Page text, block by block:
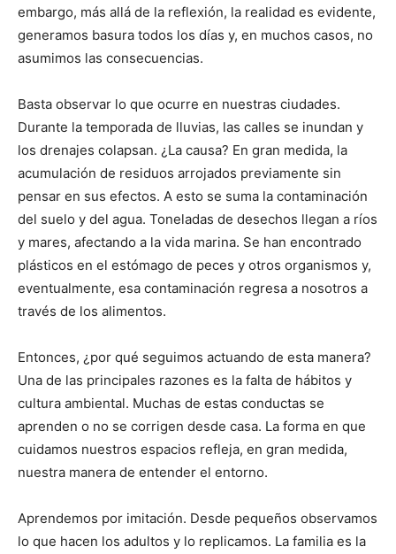
embargo, más allá de la reflexión, la realidad es evidente,
generamos basura todos los días y, en muchos casos, no
asumimos las consecuencias.
Basta observar lo que ocurre en nuestras ciudades.
Durante la temporada de lluvias, las calles se inundan y
los drenajes colapsan. ¿La causa? En gran medida, la
acumulación de residuos arrojados previamente sin
pensar en sus efectos. A esto se suma la contaminación
del suelo y del agua. Toneladas de desechos llegan a ríos
y mares, afectando a la vida marina. Se han encontrado
plásticos en el estómago de peces y otros organismos y,
eventualmente, esa contaminación regresa a nosotros a
través de los alimentos.
Entonces, ¿por qué seguimos actuando de esta manera?
Una de las principales razones es la falta de hábitos y
cultura ambiental. Muchas de estas conductas se
aprenden o no se corrigen desde casa. La forma en que
cuidamos nuestros espacios refleja, en gran medida,
nuestra manera de entender el entorno.
Aprendemos por imitación. Desde pequeños observamos
lo que hacen los adultos y lo replicamos. La familia es la